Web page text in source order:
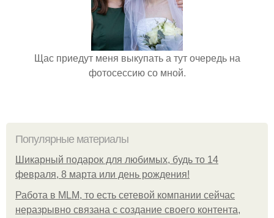
Щас приедут меня выкупать а тут очередь на
фотосессию со мной.
Популярные материалы
Шикарный подарок для любимых, будь то 14
февраля, 8 марта или день рождения!
Работа в MLM, то есть сетевой компании сейчас
неразрывно связана с создание своего контента,